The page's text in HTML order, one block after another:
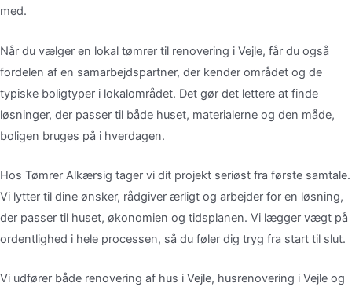
med.
Når du vælger en lokal tømrer til renovering i Vejle, får du også
fordelen af en samarbejdspartner, der kender området og de
typiske boligtyper i lokalområdet. Det gør det lettere at finde
løsninger, der passer til både huset, materialerne og den måde,
boligen bruges på i hverdagen.
Hos Tømrer Alkærsig tager vi dit projekt seriøst fra første samtale.
Vi lytter til dine ønsker, rådgiver ærligt og arbejder for en løsning,
der passer til huset, økonomien og tidsplanen. Vi lægger vægt på
ordentlighed i hele processen, så du føler dig tryg fra start til slut.
Vi udfører både renovering af hus i Vejle, husrenovering i Vejle og